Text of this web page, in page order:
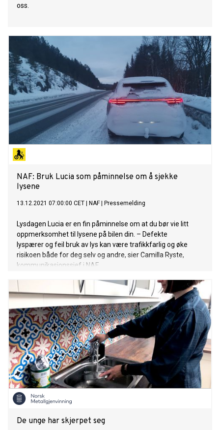
oss.
NAF: Bruk Lucia som påminnelse om å sjekke
lysene
13.12.2021 07:00:00 CET NAF| Pressemelding
Lysdagen Lucia er en fin påminnelse om at du bør vie litt
oppmerksomhet til lysene på bilen din. – Defekte
lyspærer og feil bruk av lys kan være trafikkfarlig og øke
risikoen både for deg selv og andre, sier Camilla Ryste,
kommunikasjonssjef i NAF.
De unge har skjerpet seg